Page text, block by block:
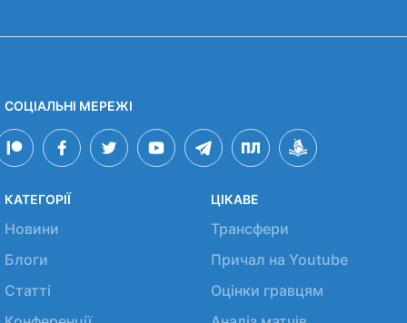
СОЦІАЛЬНІ МЕРЕЖІ
КАТЕГОРІЇ
Новини
Блоги
Статті
ЦІКАВЕ
Трансфери
Причал на Youtube
Оцінки гравцям